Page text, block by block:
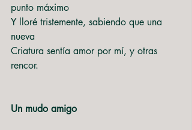
punto máximo
Y lloré tristemente, sabiendo que una
nueva
Criatura sentía amor por mí, y otras
rencor.
Un mudo amigo